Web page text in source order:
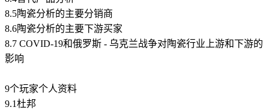
8.5陶瓷分析的主要分销商
8.6陶瓷分析的主要下游买家
8.7 COVID-19和俄罗斯 - 乌克兰战争对陶瓷行业上游和下游的
影响
9个玩家个人资料
9.1杜邦